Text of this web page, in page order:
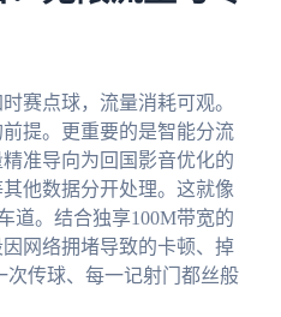
赛点球，流量消耗可观。
提。更重要的是智能分流
准导向为回国影音优化的
他数据分开处理。这就像
道。结合独享100M带宽的
网络拥堵导致的卡顿、掉
传球、每一记射门都丝般